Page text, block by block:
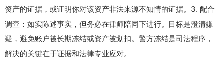
资产的证据，或证明你对该资产非法来源不知情的证据。3. 配合
调查：如实陈述事实，但务必在律师陪同下进行。目标是澄清嫌
疑，避免账户被长期冻结或资产被划扣。警方冻结是司法程序，
解决的关键在于证据和法律专业应对。